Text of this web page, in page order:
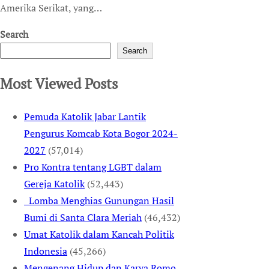
Amerika Serikat, yang…
Search
Search
Most Viewed Posts
Pemuda Katolik Jabar Lantik
Pengurus Komcab Kota Bogor 2024-
2027 (57,014)
Pro Kontra tentang LGBT dalam
Gereja Katolik (52,443)
Lomba Menghias Gunungan Hasil
Bumi di Santa Clara Meriah (46,432)
Umat Katolik dalam Kancah Politik
Indonesia (45,266)